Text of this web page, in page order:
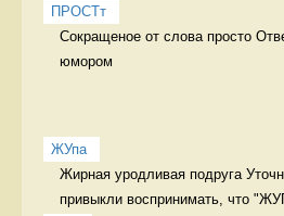
ПРОСТт
Сокращеное от слова просто
юмором
ЖУпа
Жирная уродливая подруга
привыкли воспринимать, что